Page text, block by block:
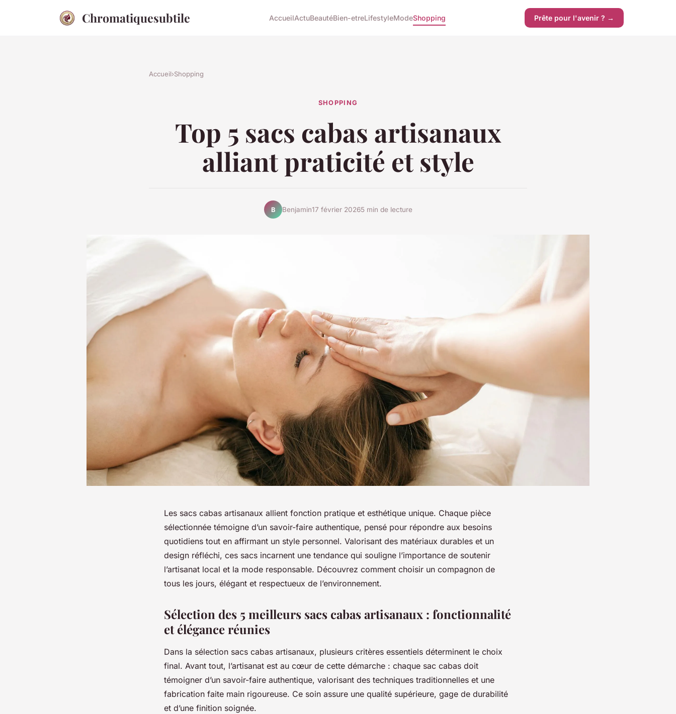
Chromatiquesubtile AccueilActuBeautéBien-etreLifestyleModeShopping Prête pour l'avenir ? →
Accueil›Shopping
SHOPPING
Top 5 sacs cabas artisanaux
alliant praticité et style
B Benjamin17 février 20265 min de lecture
Les sacs cabas artisanaux allient fonction pratique et esthétique unique. Chaque pièce
sélectionnée témoigne d’un savoir-faire authentique, pensé pour répondre aux besoins
quotidiens tout en affirmant un style personnel. Valorisant des matériaux durables et un
design réfléchi, ces sacs incarnent une tendance qui souligne l’importance de soutenir
l’artisanat local et la mode responsable. Découvrez comment choisir un compagnon de
tous les jours, élégant et respectueux de l’environnement.
Sélection des 5 meilleurs sacs cabas artisanaux : fonctionnalité
et élégance réunies
Dans la sélection sacs cabas artisanaux, plusieurs critères essentiels déterminent le choix
final. Avant tout, l’artisanat est au cœur de cette démarche : chaque sac cabas doit
témoigner d’un savoir-faire authentique, valorisant des techniques traditionnelles et une
fabrication faite main rigoureuse. Ce soin assure une qualité supérieure, gage de durabilité
et d’une finition soignée.